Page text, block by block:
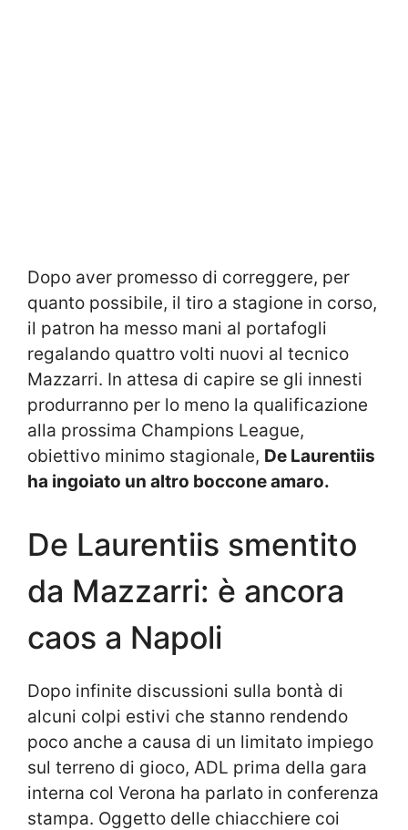
Dopo aver promesso di correggere, per
quanto possibile, il tiro a stagione in corso,
il patron ha messo mani al portafogli
regalando quattro volti nuovi al tecnico
Mazzarri. In attesa di capire se gli innesti
produrranno per lo meno la qualificazione
alla prossima Champions League,
obiettivo minimo stagionale, De Laurentiis
ha ingoiato un altro boccone amaro.
De Laurentiis smentito
da Mazzarri: è ancora
caos a Napoli
Dopo infinite discussioni sulla bontà di
alcuni colpi estivi che stanno rendendo
poco anche a causa di un limitato impiego
sul terreno di gioco, ADL prima della gara
interna col Verona ha parlato in conferenza
stampa. Oggetto delle chiacchiere coi